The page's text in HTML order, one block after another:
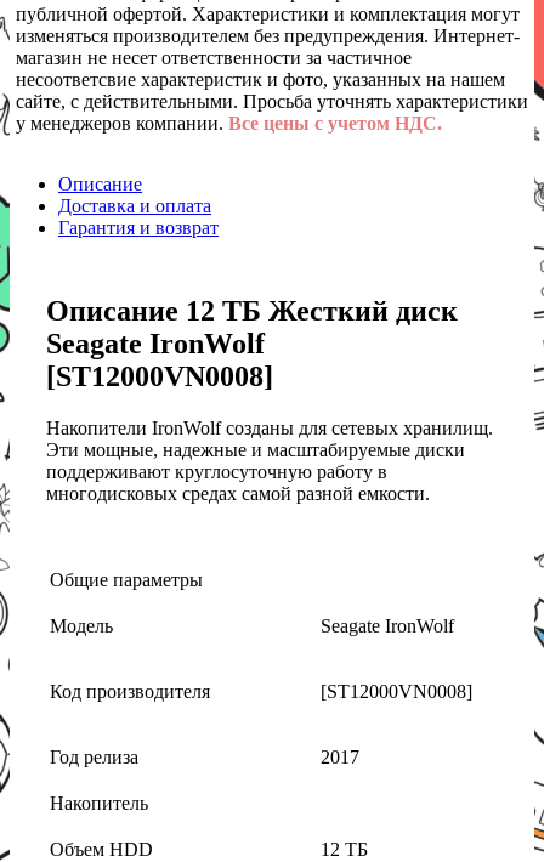
публичной офертой. Характеристики и комплектация могут
изменяться производителем без предупреждения. Интернет-
магазин не несет ответственности за частичное
несоответсвие характеристик и фото, указанных на нашем
сайте, с действительными. Просьба уточнять характеристики
у менеджеров компании. Все цены с учетом НДС.
Описание
Доставка и оплата
Гарантия и возврат
Описание 12 ТБ Жесткий диск
Seagate IronWolf
[ST12000VN0008]
Накопители IronWolf созданы для сетевых хранилищ.
Эти мощные, надежные и масштабируемые диски
поддерживают круглосуточную работу в
многодисковых средах самой разной емкости.
Общие параметры
Модель Seagate IronWolf
Код производителя [ST12000VN0008]
Год релиза 2017
Накопитель
Объем HDD 12 ТБ